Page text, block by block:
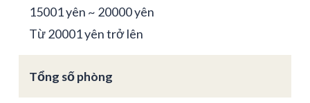
15001 yên ~ 20000 yên
Từ 20001 yên trở lên
Tổng số phòng